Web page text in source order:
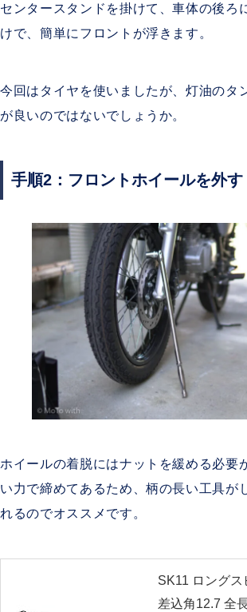
センタースタンドを掛けて、車体の後ろ
けで、簡単にフロントが浮きます。
今回はタイヤを使いましたが、灯油のタ
が良いのではないでしょうか。
手順2：フロントホイールを外す
ホイールの着脱にはナットを緩める必要
い力で締めてあるため、柄の長い工具が
れるのでオススメです。
SK11 ロング
差込角12.7 全